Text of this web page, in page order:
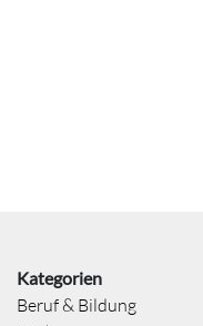
Kategorien
Beruf & Bildung